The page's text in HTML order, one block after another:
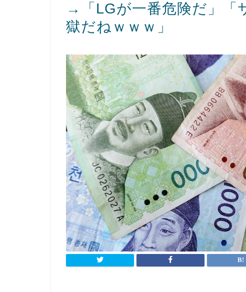
→「LGが一番危険だ」「
獄だねｗｗｗ」